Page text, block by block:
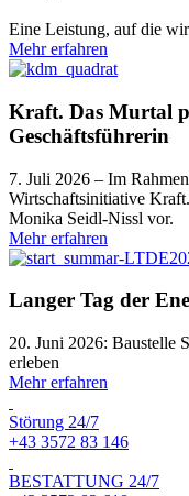
Eine Leistung, auf die
Mehr erfahren
Kraft. Das Murtal
Geschäftsführerin
7. Juli 2026 – Im
Wirtschaftsinitiative
Monika Seidl-Nissl vor.
Mehr erfahren
Langer Tag der
20. Juni 2026: Baustelle
erleben
Mehr erfahren
Störung 24/7
+43 3572 83 146
BESTATTUNG 24/7